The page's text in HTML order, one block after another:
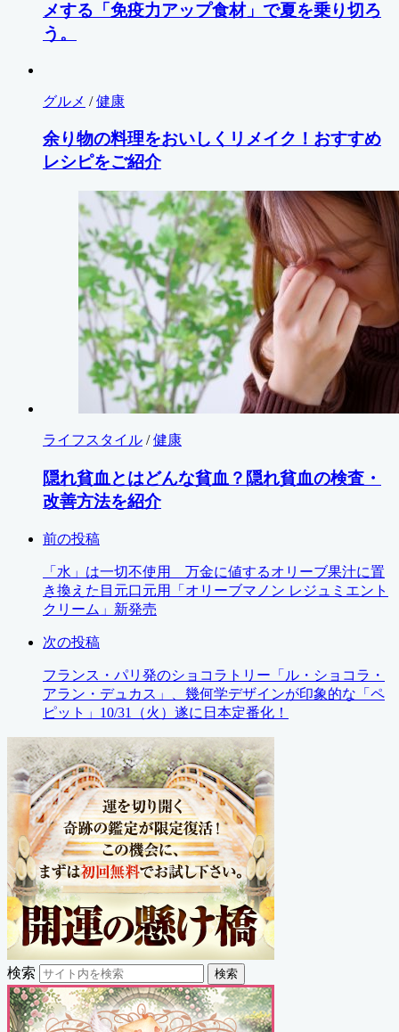
メする「免疫力アップ食材」で夏を乗り切ろ
う。
グルメ /健康
余り物の料理をおいしくリメイク！おすすめ
レシピをご紹介
ライフスタイル /健康
隠れ貧血とはどんな貧血？隠れ貧血の検査・
改善方法を紹介
前の投稿
「水」は一切不使用 万金に値するオリーブ果汁に置
き換えた目元口元用「オリーブマノン レジュミエント
クリーム」新発売
次の投稿
フランス・パリ発のショコラトリー「ル・ショコラ・
アラン・デュカス」、幾何学デザインが印象的な「ペ
ピット」10/31（火）遂に日本定番化！
検索 検索